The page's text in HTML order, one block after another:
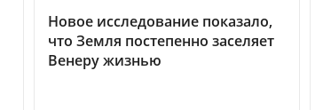
Новое исследование показало,
что Земля постепенно заселяет
Венеру жизнью